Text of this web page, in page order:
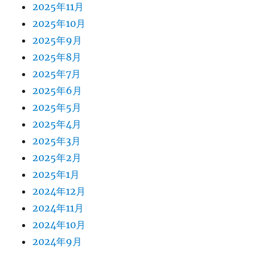
2025年11月
2025年10月
2025年9月
2025年8月
2025年7月
2025年6月
2025年5月
2025年4月
2025年3月
2025年2月
2025年1月
2024年12月
2024年11月
2024年10月
2024年9月